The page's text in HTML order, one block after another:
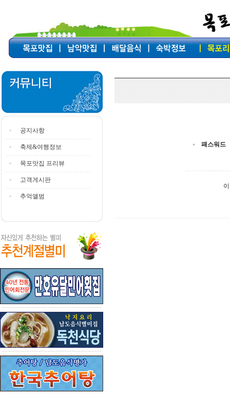
공지사항
축제&여행정보
목포맛집 프리뷰
고객게시판
추억앨범
패스워드